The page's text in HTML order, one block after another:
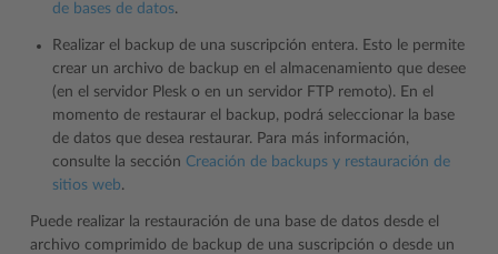
de bases de datos.
Realizar el backup de una suscripción entera. Esto le permite
crear un archivo de backup en el almacenamiento que desee
(en el servidor Plesk o en un servidor FTP remoto). En el
momento de restaurar el backup, podrá seleccionar la base
de datos que desea restaurar. Para más información,
consulte la sección Creación de backups y restauración de
sitios web.
Puede realizar la restauración de una base de datos desde el
archivo comprimido de backup de una suscripción o desde un